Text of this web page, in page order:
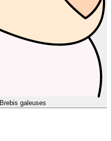
Brebis galeuses